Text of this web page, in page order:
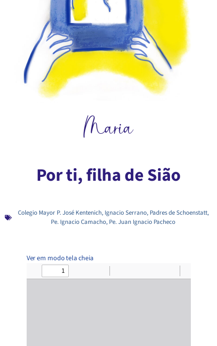
Maria
Por ti, filha de Sião
Colegio Mayor P. José Kentenich, Ignacio Serrano, Padres de Schoenstatt,
Pe. Ignacio Camacho, Pe. Juan Ignacio Pacheco
Ver em modo tela cheia